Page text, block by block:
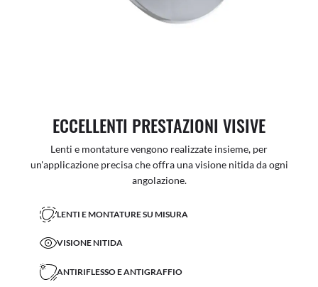
ECCELLENTI PRESTAZIONI VISIVE
Lenti e montature vengono realizzate insieme, per
un'applicazione precisa che offra una visione nitida da ogni
angolazione.
LENTI E MONTATURE SU MISURA
VISIONE NITIDA
ANTIRIFLESSO E ANTIGRAFFIO